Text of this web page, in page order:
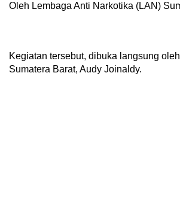
Oleh Lembaga Anti Narkotika (LAN)
Kegiatan tersebut, dibuka langsung
Sumatera Barat, Audy Joinaldy.